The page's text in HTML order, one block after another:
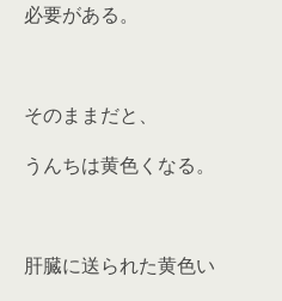
必要がある。
そのままだと、
うんちは黄色くなる。
肝臓に送られた黄色い